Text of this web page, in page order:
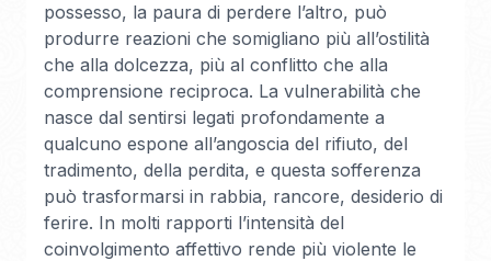
possesso, la paura di perdere l’altro, può
produrre reazioni che somigliano più all’ostilità
che alla dolcezza, più al conflitto che alla
comprensione reciproca. La vulnerabilità che
nasce dal sentirsi legati profondamente a
qualcuno espone all’angoscia del rifiuto, del
tradimento, della perdita, e questa sofferenza
può trasformarsi in rabbia, rancore, desiderio di
ferire. In molti rapporti l’intensità del
coinvolgimento affettivo rende più violente le